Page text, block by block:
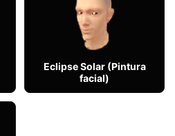
Eclipse Solar (Pintura
facial)